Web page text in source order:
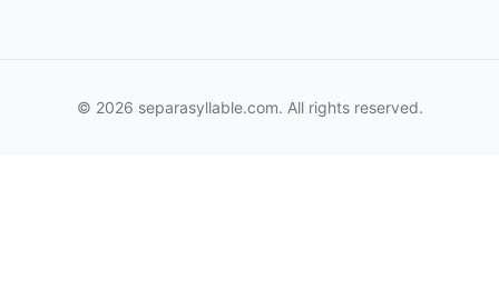
© 2026 separasyllable.com. All rights reserved.